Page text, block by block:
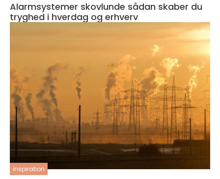
Alarmsystemer skovlunde sådan skaber du
tryghed i hverdag og erhverv
inspiration